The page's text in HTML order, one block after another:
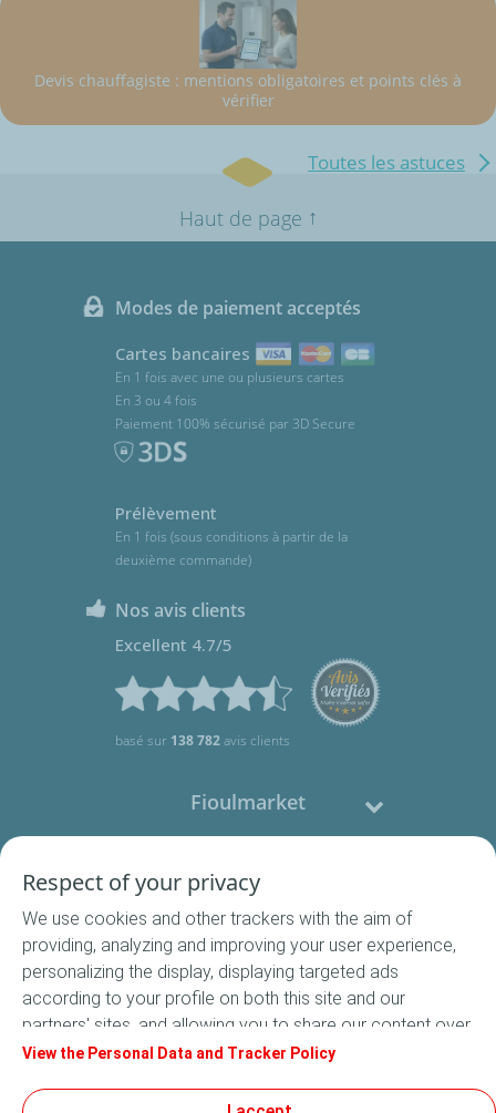
Devis chauffagiste : mentions obligatoires et points clés à
vérifier
Toutes les astuces
Haut de page ↑
Modes de paiement acceptés
Cartes bancaires
En 1 fois avec une ou plusieurs cartes
En 3 ou 4 fois
Paiement 100% sécurisé par 3D Secure
Prélèvement
En 1 fois (sous conditions à partir de la
deuxième commande)
Nos avis clients
Excellent 4.7/5
basé sur 138 782avis clients
Fioulmarket
Nous contacter
Suivez-nous
Respect of your privacy
We use cookies and other trackers with the aim of
providing, analyzing and improving your user experience,
personalizing the display, displaying targeted ads
according to your profile on both this site and our
partners' sites, and allowing you to share our content over
social media. In accordance with French legislation,
default. You can change your cookie settings at any time
View the Personal Data and Tracker Policy